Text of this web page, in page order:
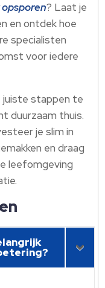
? Laat je
en ontdek hoe
specialisten
voor iedere
juiste stappen te
duurzaam thuis.
je slim in
en draag
leefomgeving